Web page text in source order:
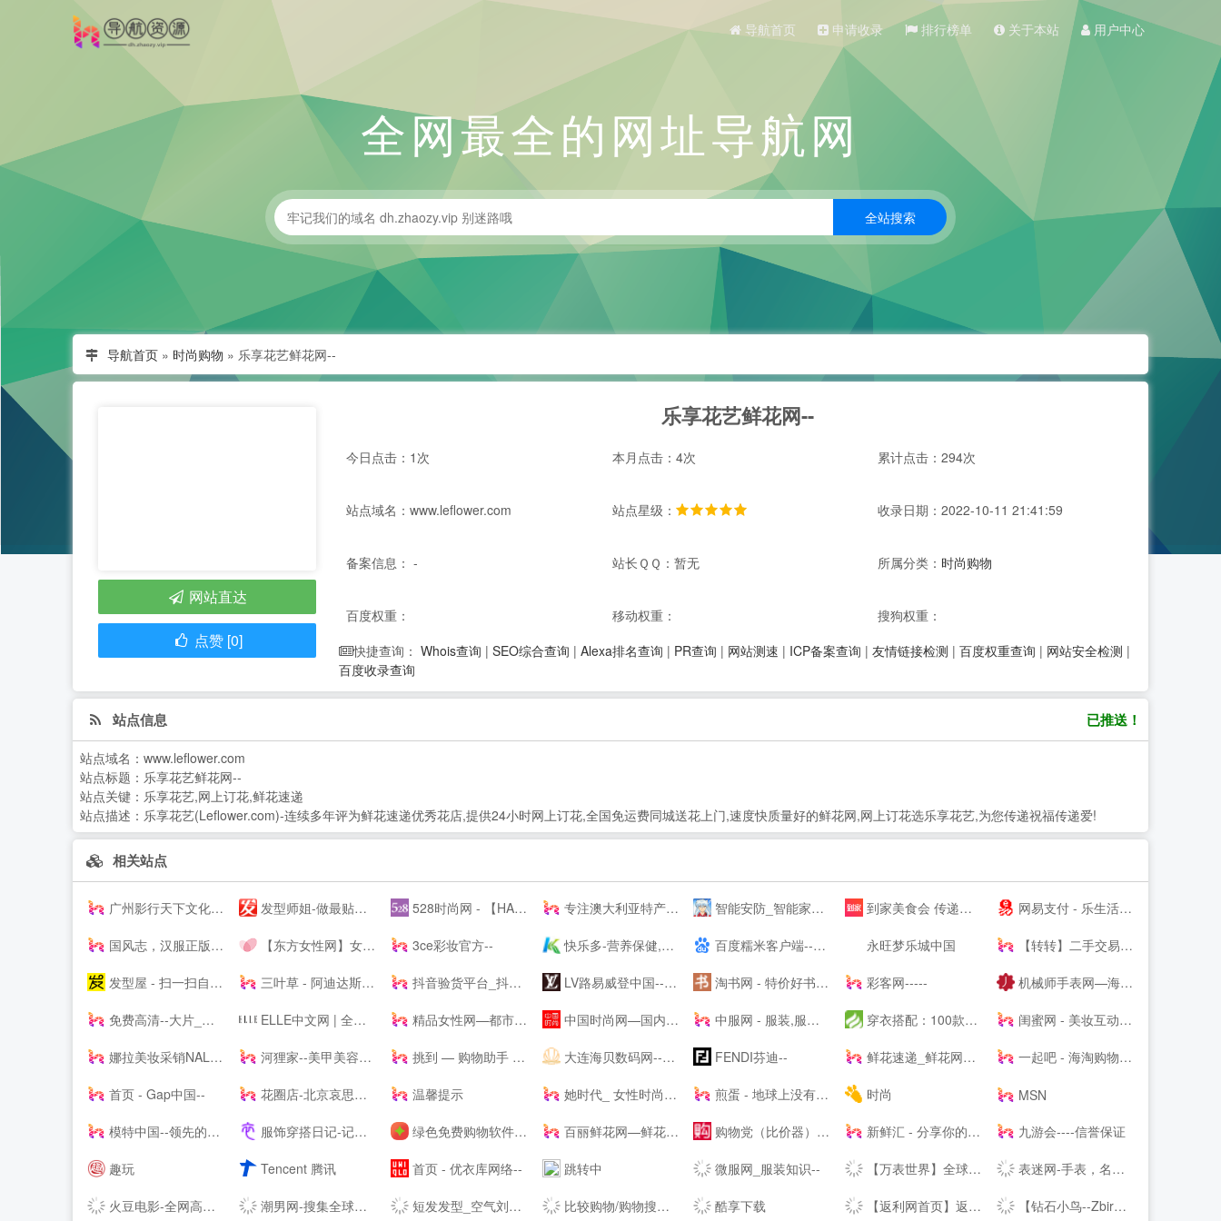
导航首页 申请收录 排行榜单 关于本站 用户中心
全网最全的网址导航网
导航首页 » 时尚购物 » 乐享花艺鲜花网--
乐享花艺鲜花网--
今日点击：1次 本月点击：4次 累计点击：294次
站点域名：www.leflower.com 站点星级： 收录日期：2022-10-11 21:41:59
备案信息： - 站长ＱＱ：暂无 所属分类： 时尚购物
百度权重： 移动权重： 搜狗权重：
快捷查询： Whois查询 | SEO综合查询 | Alexa排名查询 | PR查询 | 网站测速 | ICP备案查询 | 友情链接检测 | 百度权重查询 | 网站安全检测 |
百度收录查询
网站直达
点赞 [0]
站点信息 已推送！
站点域名： www.leflower.com
站点标题： 乐享花艺鲜花网--
站点关键： 乐享花艺,网上订花,鲜花速递
站点描述： 乐享花艺(Leflower.com)-连续多年评为鲜花速递优秀花店,提供24小时网上订花,全国免运费同城送花上门,速度快质量好的鲜花网,网上订花选乐享花艺,为您传递祝福传递爱!
相关站点
广州影行天下文化传播有限公司 发型师姐-做最贴心的发型设计网 528时尚网 - 【HAO528时尚网】 专注澳大利亚特产和新西兰特产的澳洲中文网 - 0061澳洲制造 智能安防_智能家居_智能办公_人工智能机器人-梨花恋-- 到家美食会 传递好滋味 网易支付 - 乐生活，易支付
国风志，汉服正版导航站 Guofengzhi, Hanfu Genuine Navigation Station | 【东方女性网】女人我最大做时尚潮女人_时尚潮流女性_时尚女人 3ce彩妆官方-- 快乐多-营养保健,美容护肤品专业网,打造品质好生活,值得信赖 百度糯米客户端--百度糯米--客户端下载页 永旺梦乐城中国 【转转】二手交易网,二手手机交易网,58闲置交易APP,转转客服
发型屋 - 扫一扫自己脸型配发型设计软件 三叶草 - 阿迪达斯三叶草 - 三叶草-- 抖音验货平台_抖音带货达人-种草之家 LV路易威登中国-- - LOUIS VUITTON官方--中文版 | LV-- 淘书网 - 特价好书天天抢 彩客网----- 机械师手表网—海外自营仓储直邮手表，名表百年品牌文化
免费高清--大片_每日更新不停播_一起看剧吧 ELLE中文网 | 全新高端女性-- | ELLE 世界时装之苑杂志-- 精品女性网—都市白领最喜爱的高端女性新媒体平台 中国时尚网—国内时尚潮流生活方式融媒体平台 中服网 - 服装,服饰,服装品牌,服装招商,服装代理加盟,女装,男装,童装,休闲装,服装媒体,服装设计,服装资讯 穿衣搭配：100款服装搭配技巧-穿衣搭配网-搭配搜 闺蜜网 - 美妆互动媒体 消费参考决策入口
娜拉美妆采销NALA - 为全球美妆商家提供采销服务的平台 河狸家--美甲美容美发美妆，上门服务 挑到 — 购物助手 超值商品每日海量快报 大连海贝数码网--集中采购/免费送货/免费报价/免费咨询/优质服务 FENDI芬迪-- 鲜花速递_鲜花网速递_鲜花配送【快至1小时送达】 一起吧 - 海淘购物网站大全，国外购物海外购，全球品牌商家华人网购导航
首页 - Gap中国-- 花圈店-北京哀思无限花圈店专业提供|花圈|殡葬花圈|殡仪花圈|葬礼花圈|丧礼花圈|祭奠花圈|吊唁花圈|丧事花圈|白事花圈|哀思花圈|公祭花圈|花篮|殡葬花篮|葬礼花篮|吊唁花篮|悼念花篮|丧事花篮|祭奠花束|吊唁花束|遗像托花|灵堂布置业务及在线订购花圈速递全国业务的服务商。 温馨提示 她时代_ 女性时尚生活网站|Smartshe-全球时尚分享平台 煎蛋 - 地球上没有新鲜事 时尚
MSN
模特中国--领先的模特资讯及模特培训----
服饰穿搭日记-记录服饰美食精彩_潮流服装搭配技巧_穿衣搭配经验_服饰搭配穿衣打扮指南 绿色免费购物软件下载_折扣应用下载_安卓返利app下载 - 番茄购物网 百丽鲜花网—鲜花速递领先品牌,网上花店提供网上订花、送花服务 购物党（比价器）_精选每日值得入手促销活动及优惠券_正品比价网_历史价格查询_比价软件_购物党 新鲜汇 - 分享你的消费新主张 九游会----信誉保证
趣玩 Tencent 腾讯 首页 - 优衣库网络-- 跳转中 微服网_服装知识-- 【万表世界】全球名表资讯互动平台！全球名表品牌文化、资讯、活动，手表知识、手表导购、手表鉴赏 表迷网-手表，名表，腕表-我的手表网，我的手表专家。
火豆电影-全网高清聚合影视-免费-- 潮男网-搜集全球潮牌及球鞋潮流情报「潮牌球鞋综合站」 短发发型_空气刘海_流行发型设计网_美发街 比较购物/购物搜索/购物返现/-顶九比价购物搜索引擎 酷享下载 【返利网首页】返利折扣网_返利折扣网站-57折返利网 【钻石小鸟--Zbird】-网购珠宝专业品牌